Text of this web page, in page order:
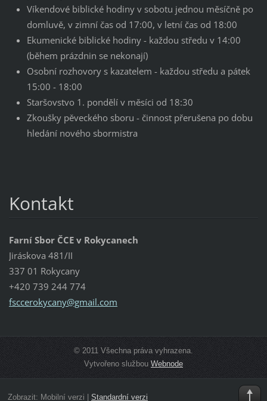
Víkendové biblické hodiny v sobotu jednou měsíčně po
domluvě, v zimní čas od 17:00, v letní čas od 18:00
Ekumenické biblické hodiny - každou středu v 14:00
(během prázdnin se nekonají)
Osobní rozhovory s kazatelem - každou středu a pátek
15:00 - 18:00
Staršovstvo 1. pondělí v měsíci od 18:30
Zkoušky pěveckého sboru - činnost přerušena po dobu
hledání nového sbormistra
Kontakt
Farní Sbor ČCE v Rokycanech
Jiráskova 481/II
337 01 Rokycany
+420 739 244 774
fsccerokycany@gmail.com
© 2011 Všechna práva vyhrazena.
Vytvořeno službou Webnode
Zobrazit: Mobilní verzi Standardní verzi